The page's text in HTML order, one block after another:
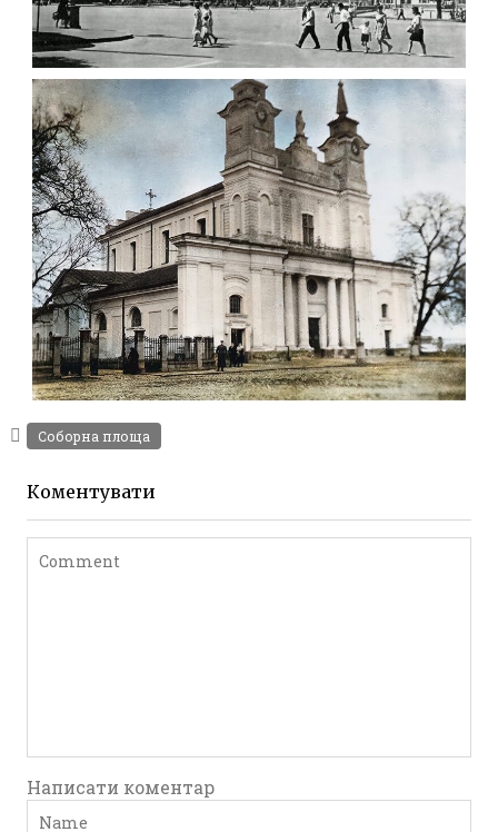
ФОТО СОБОРНА ПЛОЩА ЖИТОМИР 1967
Фото Житомир (1960-
1970)
Leave a comment
КОНКАФЕДРАЛЬНИЙ КОСТЕЛ СВ. СОФІЇ
(ДЕРЖАВНИЙ АРХІВ ЖИТОМИРА 1941)
Соборна площа
Коментувати
Написати коментар